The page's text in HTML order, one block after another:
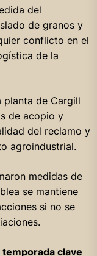
del
de granos y
conflicto en el
de la
planta de Cargill
de acopio y
del reclamo y
agroindustrial.
medidas de
se mantiene
si no se
clave